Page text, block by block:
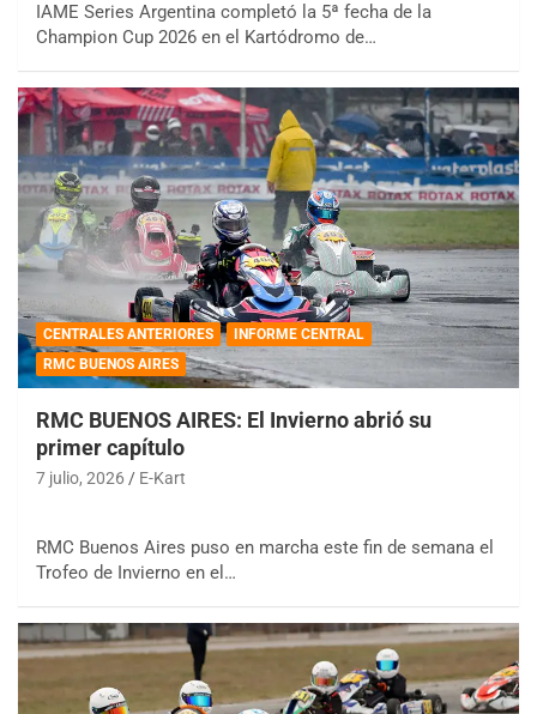
IAME Series Argentina completó la 5ª fecha de la
Champion Cup 2026 en el Kartódromo de…
CENTRALES ANTERIORES
INFORME CENTRAL
RMC BUENOS AIRES
RMC BUENOS AIRES: El Invierno abrió su
primer capítulo
7 julio, 2026 E-Kart
RMC Buenos Aires puso en marcha este fin de semana el
Trofeo de Invierno en el…